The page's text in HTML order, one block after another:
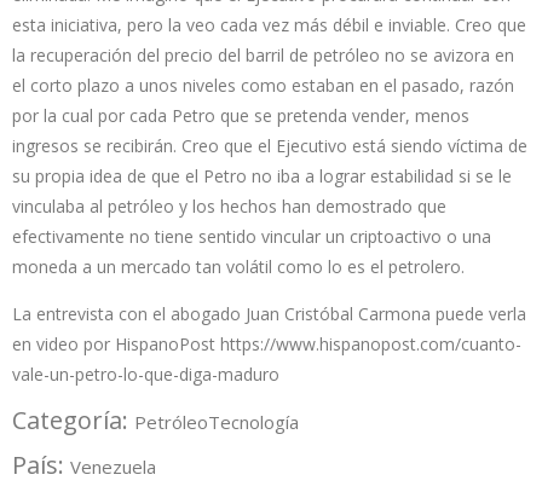
esta iniciativa, pero la veo cada vez más débil e inviable. Creo que
la recuperación del precio del barril de petróleo no se avizora en
el corto plazo a unos niveles como estaban en el pasado, razón
por la cual por cada Petro que se pretenda vender, menos
ingresos se recibirán. Creo que el Ejecutivo está siendo víctima de
su propia idea de que el Petro no iba a lograr estabilidad si se le
vinculaba al petróleo y los hechos han demostrado que
efectivamente no tiene sentido vincular un criptoactivo o una
moneda a un mercado tan volátil como lo es el petrolero.
La entrevista con el abogado Juan Cristóbal Carmona puede verla
en video por HispanoPost https://www.hispanopost.com/cuanto-
vale-un-petro-lo-que-diga-maduro
Categoría: PetróleoTecnología
País: Venezuela